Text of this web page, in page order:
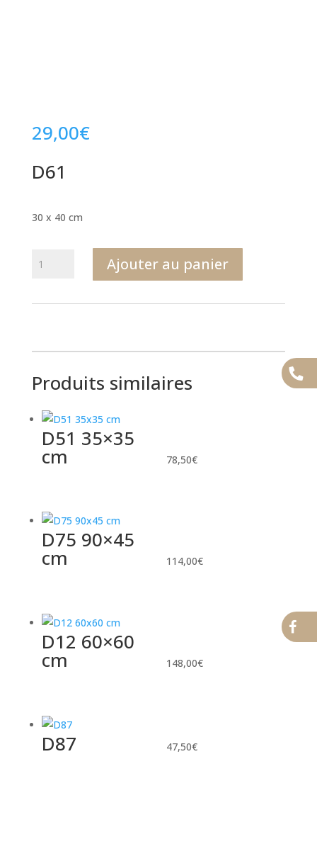
29,00€
D61
30 x 40 cm
Ajouter au panier
Produits similaires
D51 35×35
cm 78,50€
D75 90×45
cm 114,00€
D12 60×60
cm 148,00€
D87 47,50€